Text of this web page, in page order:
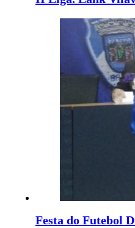
Festa do Futebol